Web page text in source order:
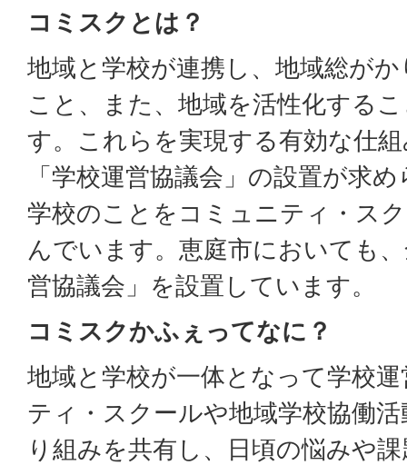
コミスクとは？
地域と学校が連携し、地域総が
こと、また、地域を活性化する
す。これらを実現する有効な仕
「学校運営協議会」の設置が求
学校のことをコミュニティ・ス
んでいます。恵庭市においても
営協議会」を設置しています。
コミスクかふぇってなに？
地域と学校が一体となって学校
ティ・スクールや地域学校協働
り組みを共有し、日頃の悩みや